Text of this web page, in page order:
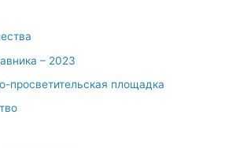
– 2023
просветительская площадка